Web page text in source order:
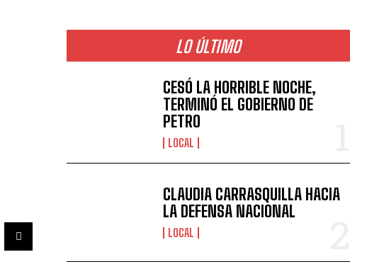
LO ÚLTIMO
CESÓ LA HORRIBLE NOCHE,
TERMINÓ EL GOBIERNO DE
PETRO
LOCAL
CLAUDIA CARRASQUILLA HACIA
LA DEFENSA NACIONAL
LOCAL